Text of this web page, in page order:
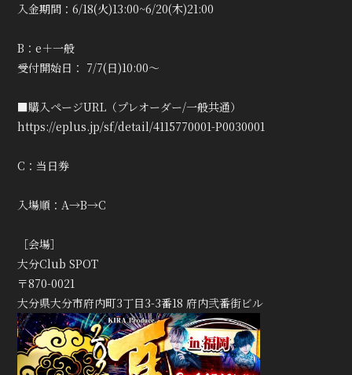
入金期間：6/18(火)13:00~6/20(木)21:00
B：e＋一般
受付開始日： 7/7(日)10:00〜
■購入ページURL（プレオーダー/一般共通）
https://eplus.jp/sf/detail/4115770001-P0030001
C：当日券
入場順：A→B→C
［会場］
大分Club SPOT
〒870-0021
大分県大分市府内町3丁目3-3番18 府内弐番街ビル